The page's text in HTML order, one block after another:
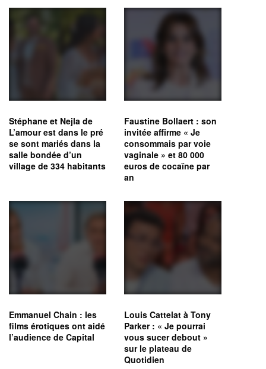
Stéphane et Nejla de
L’amour est dans le pré
se sont mariés dans la
salle bondée d’un
village de 334 habitants
Faustine Bollaert : son
invitée affirme « Je
consommais par voie
vaginale » et 80 000
euros de cocaïne par
an
Emmanuel Chain : les
films érotiques ont aidé
l’audience de Capital
Louis Cattelat à Tony
Parker : « Je pourrai
vous sucer debout »
sur le plateau de
Quotidien